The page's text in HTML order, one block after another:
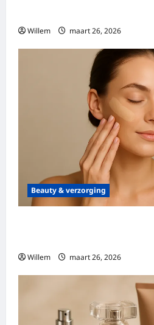
Willem maart 26, 2026
Beauty & verzorging
Willem maart 26, 2026